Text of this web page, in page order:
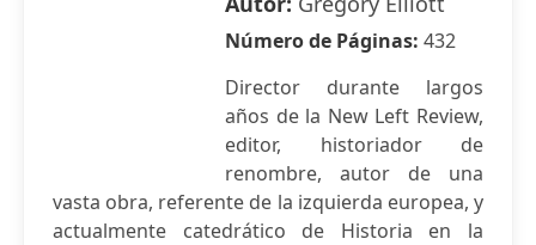
Número de Páginas: 432
Director durante largos
años de la New Left Review,
editor, historiador de
renombre, autor de una
vasta obra, referente de la izquierda europea, y
actualmente catedrático de Historia en la